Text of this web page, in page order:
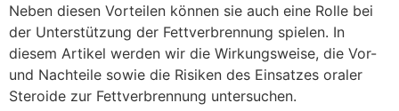
Neben diesen Vorteilen können sie auch eine Rolle bei
der Unterstützung der Fettverbrennung spielen. In
diesem Artikel werden wir die Wirkungsweise, die Vor-
und Nachteile sowie die Risiken des Einsatzes oraler
Steroide zur Fettverbrennung untersuchen.